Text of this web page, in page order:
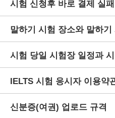
한 제도
시험 신청후 바로 결제 실
말하기 시험 장소와 말하
니다.
시험 당일 시험장 일정과
IELTS 시험 응시자 이용약
신분증(여권) 업로드 규격